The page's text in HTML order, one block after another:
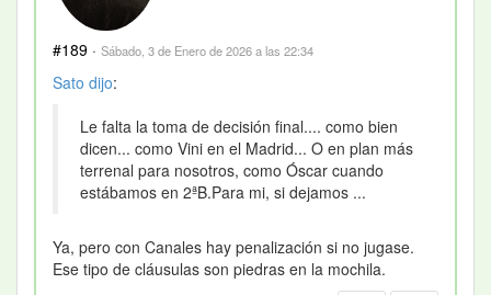
#189 · Sábado, 3 de Enero de 2026 a las 22:34
Sato dijo:
Le falta la toma de decisión final.... como bien
dicen... como Vini en el Madrid... O en plan más
terrenal para nosotros, como Óscar cuando
estábamos en 2ªB.Para mi, si dejamos ...
Ya, pero con Canales hay penalización si no jugase.
Ese tipo de cláusulas son piedras en la mochila.